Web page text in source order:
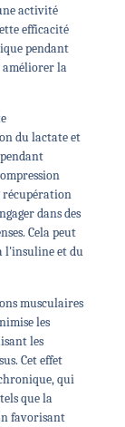
activité
efficacité
pendant
améliorer la
du lactate et
récupération
dans des
Cela peut
l'insuline et du
musculaires
les
les
Cet effet
qui
que la
favorisant